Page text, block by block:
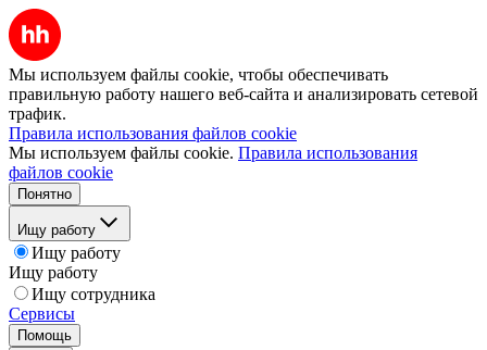
Мы используем файлы cookie, чтобы обеспечивать
правильную работу нашего веб-сайта и анализировать сетевой
трафик.
Правила использования файлов cookie
Мы используем файлы cookie. Правила использования
файлов cookie
Понятно
Ищу работу
Ищу работу
Ищу работу
Ищу сотрудника
Сервисы
Помощь